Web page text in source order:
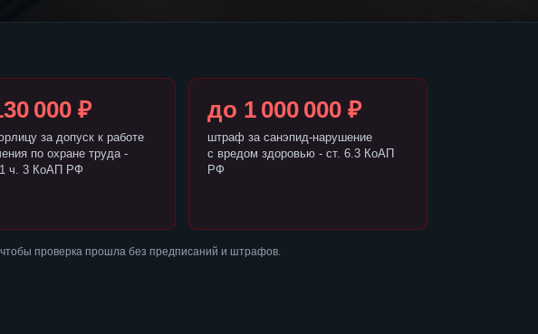
000 ₽
за допуск к работе
по охране труда -
ч. 3 КоАП РФ
до 1 000 000 ₽
штраф за санэпид-нарушение
с вредом здоровью - ст. 6.3 КоАП
РФ
проверка прошла без предписаний и штрафов.